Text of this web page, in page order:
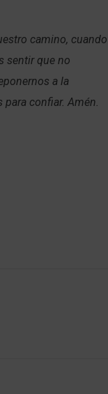
camino, cuando
sentir que no
a la
confiar. Amén.